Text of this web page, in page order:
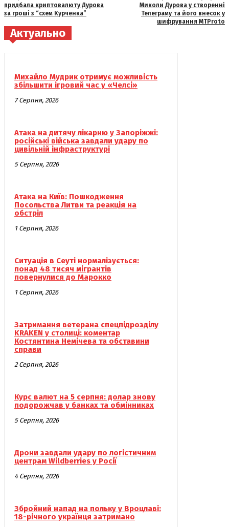
придбала криптовалюту Дурова
за гроші з “схем Курченка”
Миколи Дурова у створенні
Телеграму та його внесок у
шифрування MTProto
Актуально
Михайло Мудрик отримує можливість
збільшити ігровий час у «Челсі»
7 Серпня, 2026
Атака на дитячу лікарню у Запоріжжі:
російські війська завдали удару по
цивільній інфраструктурі
5 Серпня, 2026
Атака на Київ: Пошкодження
Посольства Литви та реакція на
обстріл
1 Серпня, 2026
Ситуація в Сеуті нормалізується:
понад 48 тисяч мігрантів
повернулися до Марокко
1 Серпня, 2026
Затримання ветерана спецпідрозділу
KRAKEN у столиці: коментар
Костянтина Немічева та обставини
справи
2 Серпня, 2026
Курс валют на 5 серпня: долар знову
подорожчав у банках та обмінниках
5 Серпня, 2026
Дрони завдали удару по логістичним
центрам Wildberries у Росії
4 Серпня, 2026
Збройний напад на польку у Вроцлаві:
18-річного українця затримано